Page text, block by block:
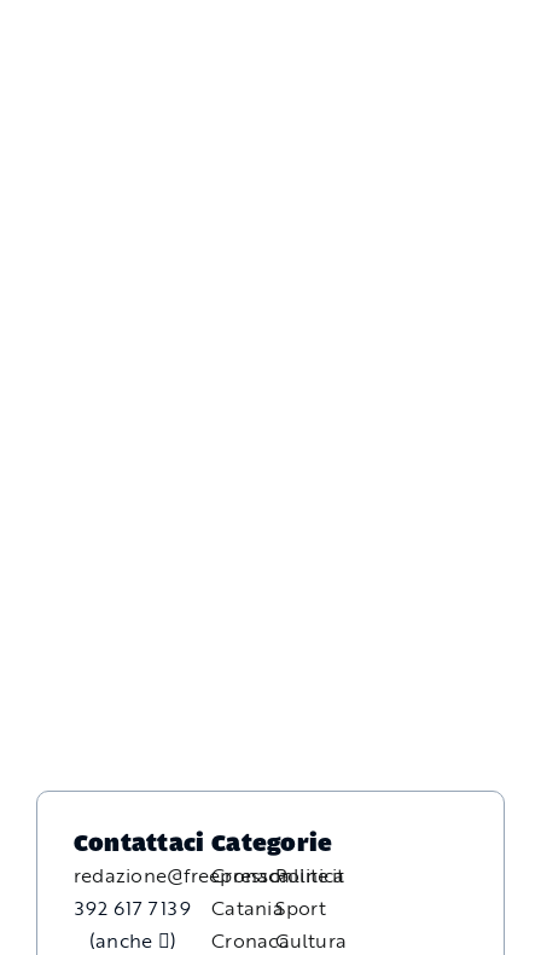
Contattaci
redazione@freepressonline.it
392 617 7139
(anche
)
Categorie
Cronaca
Catania
Cronaca
Politica
Sport
Cultura